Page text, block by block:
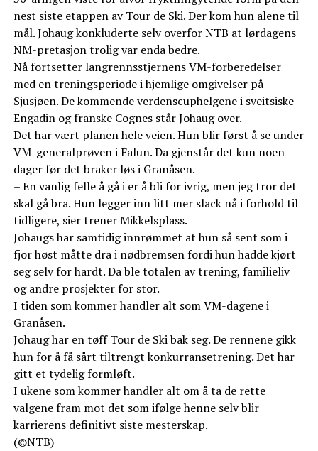
nest siste etappen av Tour de Ski. Der kom hun alene til
mål. Johaug konkluderte selv overfor NTB at lørdagens
NM-pretasjon trolig var enda bedre.
Nå fortsetter langrennsstjernens VM-forberedelser
med en treningsperiode i hjemlige omgivelser på
Sjusjøen. De kommende verdenscuphelgene i sveitsiske
Engadin og franske Cognes står Johaug over.
Det har vært planen hele veien. Hun blir først å se under
VM-generalprøven i Falun. Da gjenstår det kun noen
dager før det braker løs i Granåsen.
– En vanlig felle å gå i er å bli for ivrig, men jeg tror det
skal gå bra. Hun legger inn litt mer slack nå i forhold til
tidligere, sier trener Mikkelsplass.
Johaugs har samtidig innrømmet at hun så sent som i
fjor høst måtte dra i nødbremsen fordi hun hadde kjørt
seg selv for hardt. Da ble totalen av trening, familieliv
og andre prosjekter for stor.
I tiden som kommer handler alt som VM-dagene i
Granåsen.
Johaug har en tøff Tour de Ski bak seg. De rennene gikk
hun for å få sårt tiltrengt konkurransetrening. Det har
gitt et tydelig formløft.
I ukene som kommer handler alt om å ta de rette
valgene fram mot det som ifølge henne selv blir
karrierens definitivt siste mesterskap.
(©NTB)